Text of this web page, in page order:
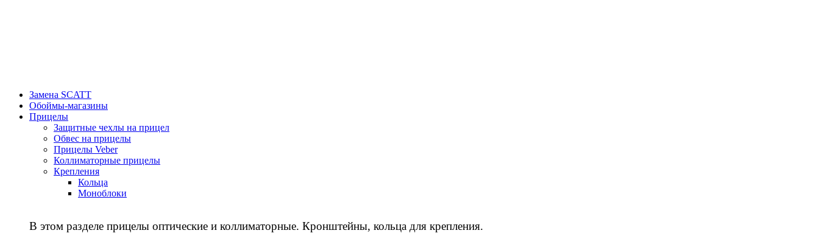
Замена SCATT
Обоймы-магазины
Прицелы
Защитные чехлы на прицел
Обвес на прицелы
Прицелы Veber
Коллиматорные прицелы
Крепления
Кольца
Моноблоки
В этом разделе прицелы оптические и коллиматорные. Кронштейны, кольца для крепления.